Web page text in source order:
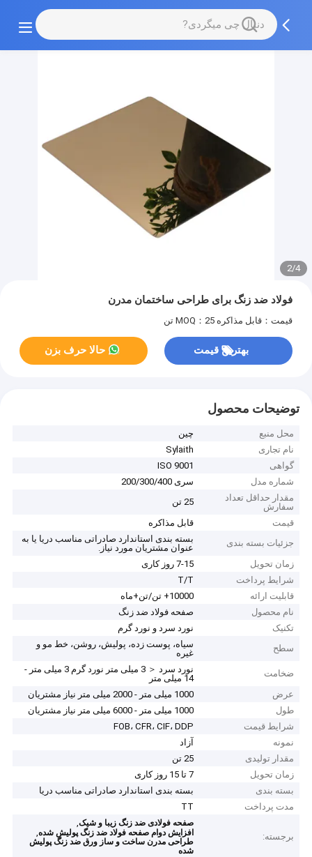
2/4
فولاد ضد زنگ برای طراحی ساختمان مدرن
قیمت：قابل مذاکره MOQ：25 تن
بهترین قیمت حالا حرف بزن
توضیحات محصول
محل منبع
چین
نام تجاری
Sylaith
گواهی
ISO 9001
شماره مدل
سری 200/300/400
مقدار حداقل تعداد
سفارش
25 تن
قیمت
قابل مذاکره
جزئیات بسته بندی
بسته بندی استاندارد صادراتی مناسب دریا یا به
عنوان مشتریان مورد نیاز.
زمان تحویل
7-15 روز کاری
شرایط پرداخت
T/T
قابلیت ارائه
10000+ تن/تن+ماه
نام محصول
صفحه فولاد ضد زنگ
تکنیک
نورد سرد و نورد گرم
سطح
سیاه، پوست زده، پولیش، روشن، خط مو و
غیره
ضخامت
نورد سرد ＜ 3 میلی متر نورد گرم 3 میلی متر -
14 میلی متر
عرض
1000 میلی متر - 2000 میلی متر نیاز مشتریان
طول
1000 میلی متر - 6000 میلی متر نیاز مشتریان
شرایط قیمت
FOB، CFR، CIF، DDP
نمونه
آزاد
مقدار تولیدی
25 تن
زمان تحویل
7 تا 15 روز کاری
بسته بندی
بسته بندی استاندارد صادراتی مناسب دریا
مدت پرداخت
TT
برجسته:
صفحه فولادی ضد زنگ زیبا و شیک,
افزایش دوام صفحه فولاد ضد زنگ پولیش شده,
طراحی مدرن ساخت و ساز ورق ضد زنگ پولیش
شده